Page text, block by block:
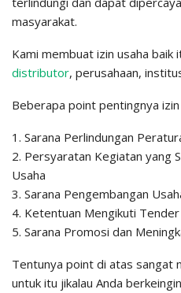
masyarakat.
Kami membuat izin usaha baik
distributor, perusahaan,
Beberapa point pentingnya
1. Sarana Perlindungan
2. Persyaratan Kegiatan yang
Usaha
3. Sarana Pengembangan
4. Ketentuan Mengikuti
5. Sarana Promosi dan
Tentunya point di atas sangat
untuk itu jikalau Anda